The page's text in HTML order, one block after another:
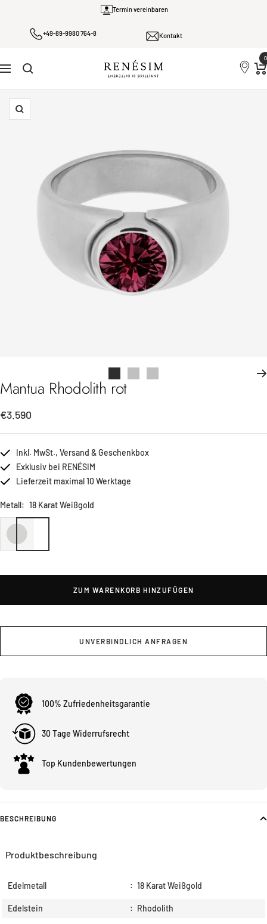
Termin vereinbaren
+49-89-9980 764-8 Kontakt
Navigation Renesim
0
Zoom
Zur
Slide
Zur
Zur
Mantua Rhodolith rot
Angebotspreis
€3.590
Inkl. MwSt., Versand & Geschenkbox
Exklusiv bei RENÉSIM
Lieferzeit maximal 10 Werktage
Metall: 18 Karat Weißgold
ZUM WARENKORB HINZUFÜGEN
UNVERBINDLICH ANFRAGEN
100% Zufriedenheitsgarantie
30 Tage Widerrufsrecht
Top Kundenbewertungen
BESCHREIBUNG
Produktbeschreibung
Edelmetall : 18 Karat Weißgold
Edelstein : Rhodolith